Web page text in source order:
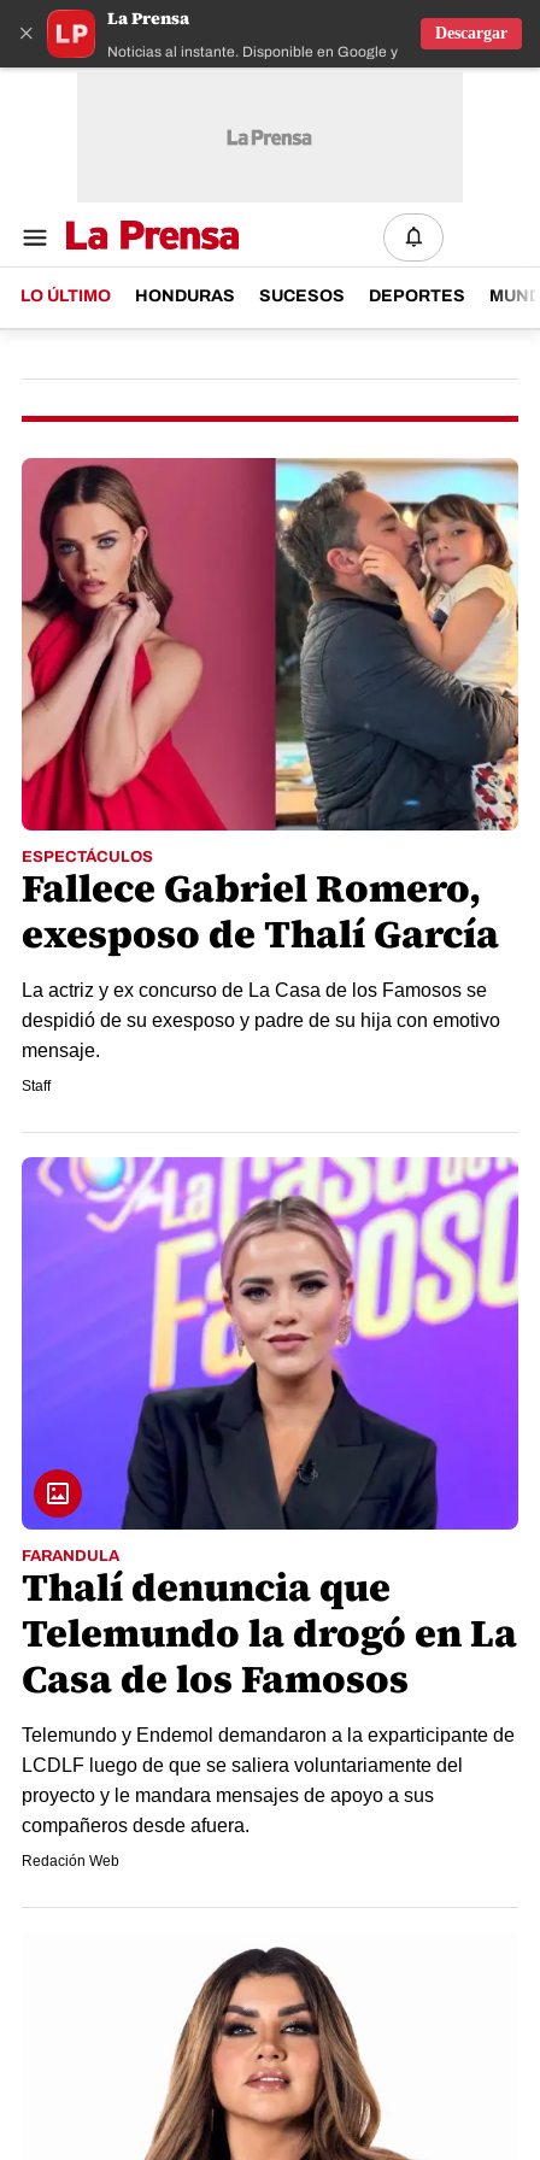
×
La Prensa
Noticias al instante. Disponible en Google y IOS
Descargar
LO ÚLTIMO HONDURAS SUCESOS DEPORTES
ESPECTÁCULOS
Fallece Gabriel Romero,
exesposo de Thalí García
La actriz y ex concurso de La Casa de los Famosos se
despidió de su exesposo y padre de su hija con emotivo
mensaje.
Staff
FARANDULA
Thalí denuncia que
Telemundo la drogó en La
Casa de los Famosos
Telemundo y Endemol demandaron a la exparticipante de
LCDLF luego de que se saliera voluntariamente del
proyecto y le mandara mensajes de apoyo a sus
compañeros desde afuera.
Redación Web